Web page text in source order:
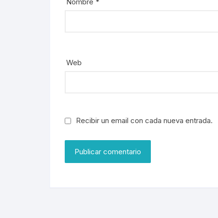
Web
Recibir un email con cada nueva entrada.